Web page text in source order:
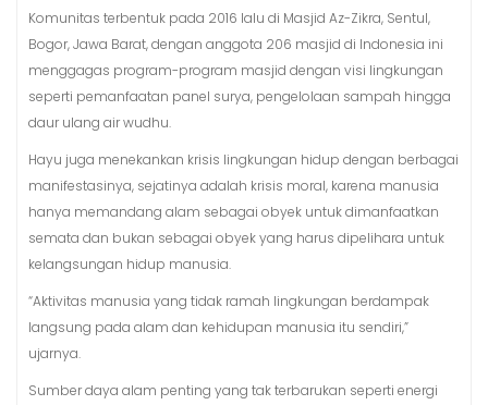
Komunitas terbentuk pada 2016 lalu di Masjid Az-Zikra, Sentul,
Bogor, Jawa Barat, dengan anggota 206 masjid di Indonesia ini
menggagas program-program masjid dengan visi lingkungan
seperti pemanfaatan panel surya, pengelolaan sampah hingga
daur ulang air wudhu.
Hayu juga menekankan krisis lingkungan hidup dengan berbagai
manifestasinya, sejatinya adalah krisis moral, karena manusia
hanya memandang alam sebagai obyek untuk dimanfaatkan
semata dan bukan sebagai obyek yang harus dipelihara untuk
kelangsungan hidup manusia.
“Aktivitas manusia yang tidak ramah lingkungan berdampak
langsung pada alam dan kehidupan manusia itu sendiri,”
ujarnya.
Sumber daya alam penting yang tak terbarukan seperti energi